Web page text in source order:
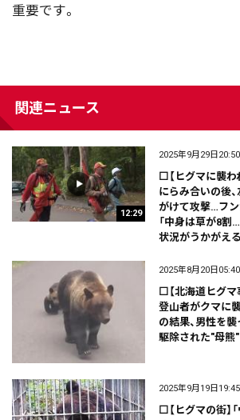
重要です。
関連ニュース
12:29
2025年9月29日20:50
⬜【ヒグマに襲
にらみ合いの後
がけて攻撃…フ
「中身は草が8割
状況がうかがえる
2025年8月20日05:40
⬜【北海道ヒグ
登山者がクマに
の結果、男性を
駆除された"母熊
2025年9月19日19:45
⬜【ヒグマの街】